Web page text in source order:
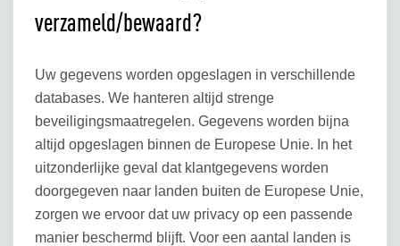
verzameld/bewaard?
Uw gegevens worden opgeslagen in verschillende
databases. We hanteren altijd strenge
beveiligingsmaatregelen. Gegevens worden bijna
altijd opgeslagen binnen de Europese Unie. In het
uitzonderlijke geval dat klantgegevens worden
doorgegeven naar landen buiten de Europese Unie,
zorgen we ervoor dat uw privacy op een passende
manier beschermd blijft. Voor een aantal landen is